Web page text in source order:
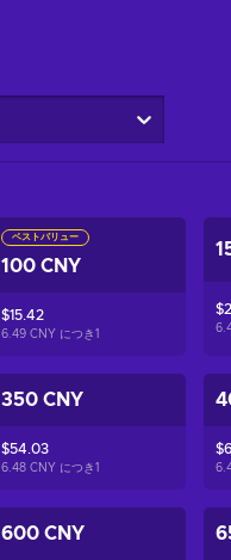
ベストバリュー
100 CNY
$15.42
6.49 CNY につき 1
350 CNY
$54.03
6.48 CNY につき 1
600 CNY